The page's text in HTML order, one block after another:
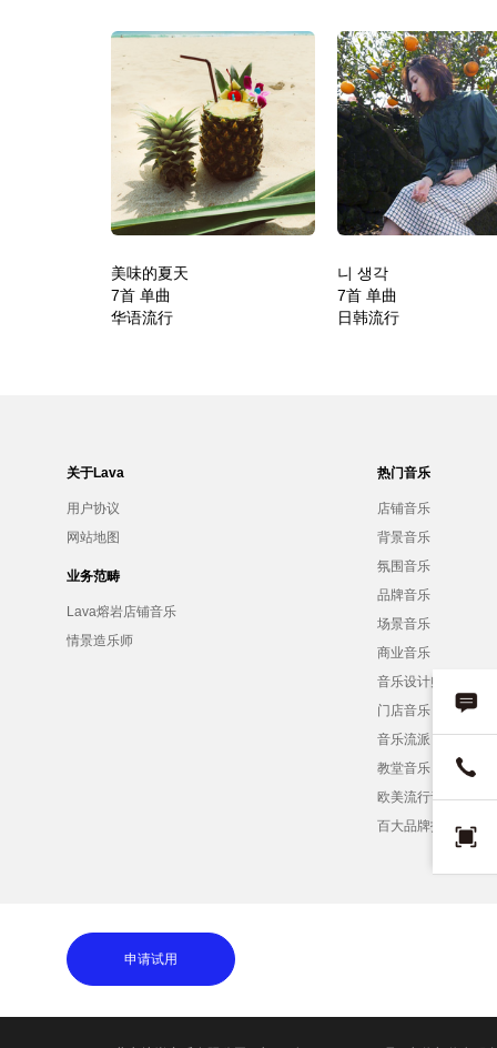
美味的夏天
7首 单曲
华语流行
니 생각
7首 单曲
日韩流行
关于Lava
用户协议
网站地图
业务范畴
Lava熔岩店铺音乐
情景造乐师
热门音乐
店铺音乐
背景音乐
氛围音乐
品牌音乐
场景音乐
商业音乐
音乐设计师
门店音乐
音乐流派
教堂音乐
欧美流行音乐
百大品牌招募
申请试用